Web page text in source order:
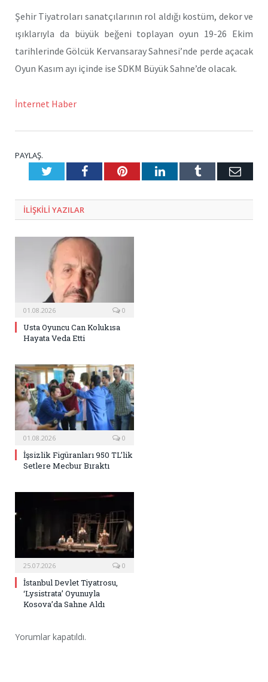
Şehir Tiyatroları sanatçılarının rol aldığı kostüm, dekor ve
ışıklarıyla da büyük beğeni toplayan oyun 19-26 Ekim
tarihlerinde Gölcük Kervansaray Sahnesi’nde perde açacak
Oyun Kasım ayı içinde ise SDKM Büyük Sahne’de olacak.
İnternet Haber
PAYLAŞ.
TwitterFacebookPinterestLinkedInTumblr E-
ILIŞKILI YAZILAR
01.08.2026 0
Usta Oyuncu Can Kolukısa
Hayata Veda Etti
01.08.2026 0
İşsizlik Figüranları 950 TL’lik
Setlere Mecbur Bıraktı
25.07.2026 0
İstanbul Devlet Tiyatrosu,
‘Lysistrata’ Oyunuyla
Kosova’da Sahne Aldı
Yorumlar kapatıldı.